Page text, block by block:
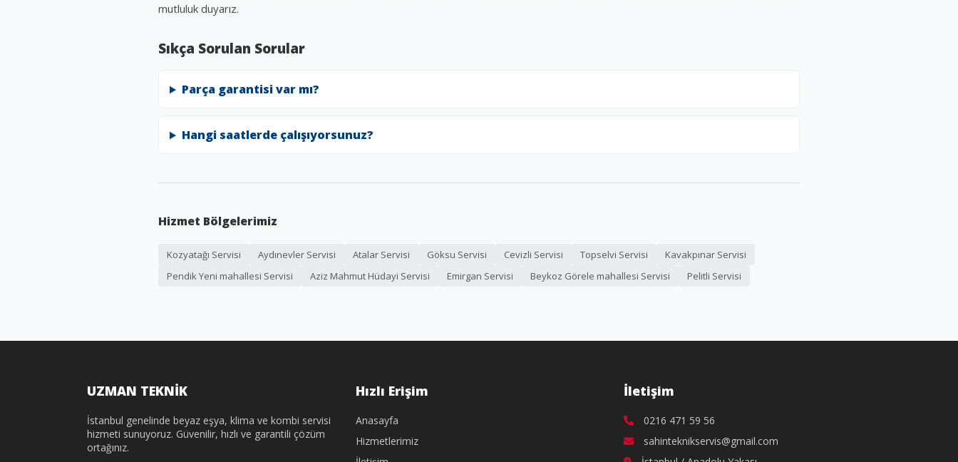
mutluluk duyarız.
Sıkça Sorulan Sorular
Parça garantisi var mı?
Hangi saatlerde çalışıyorsunuz?
Hizmet Bölgelerimiz
Kozyatağı Servisi Aydınevler Servisi Atalar Servisi Göksu Servisi Cevizli Servisi Topselvi Servisi
Kavakpınar Servisi
Pendik Yeni mahallesi Servisi
Aziz Mahmut Hüdayi Servisi Emirgan Servisi Beykoz Görele mahallesi Servisi Pelitli Servisi
UZMAN TEKNİK
İstanbul genelinde beyaz eşya, klima ve kombi servisi
hizmeti sunuyoruz. Güvenilir, hızlı ve garantili çözüm
ortağınız.
Hızlı Erişim
Anasayfa
Hizmetlerimiz
İletişim
0216 471 59 56
sahinteknikservis@gmail.com